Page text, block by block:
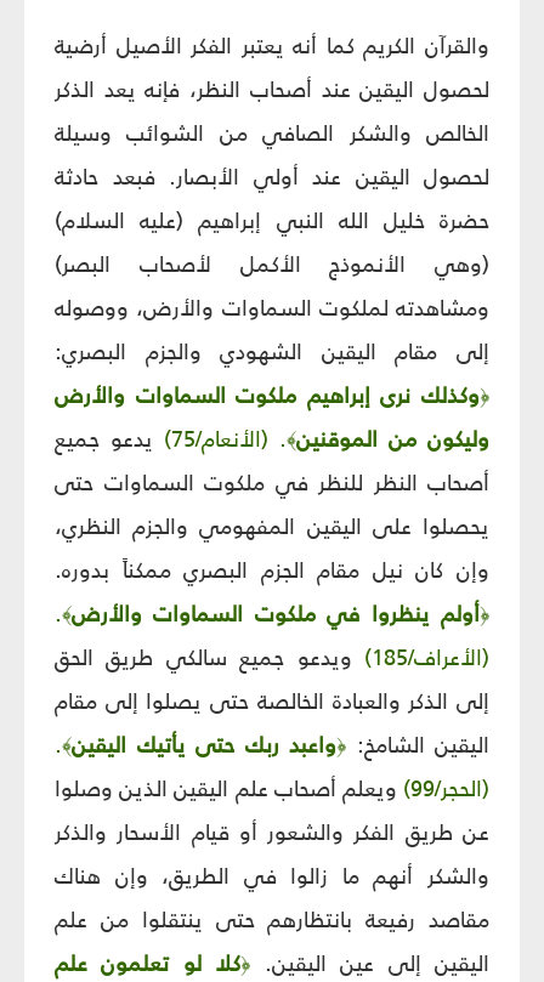
والقرآن الكريم كما أنه يعتبر الفكر الأصيل أرضية
لحصول اليقين عند أصحاب النظر، فإنه يعد الذكر
الخالص والشكر الصافي من الشوائب وسيلة
لحصول اليقين عند أولي الأبصار. فبعد حادثة
حضرة خليل الله النبي إبراهيم (عليه السلام)
(وهي الأنموذج الأكمل لأصحاب البصر)
ومشاهدته لملكوت السماوات والأرض، ووصوله
إلى مقام اليقين الشهودي والجزم البصري:
﴿وكذلك نرى إبراهيم ملكوت السماوات والأرض
وليكون من الموقنين﴾. (الأنعام/75)
يدعو جميع
أصحاب النظر للنظر في ملكوت السماوات حتى
يحصلوا على اليقين المفهومي والجزم النظري،
وإن كان نيل مقام الجزم البصري ممكناً بدوره.
﴿أولم ينظروا في ملكوت السماوات والأرض﴾.
(الأعراف/185)
ويدعو جميع سالكي طريق الحق
إلى الذكر والعبادة الخالصة حتى يصلوا إلى مقام
اليقين الشامخ: ﴿واعبد ربك حتى يأتيك اليقين﴾.
(الحجر/99)
ويعلم أصحاب علم اليقين الذين وصلوا
عن طريق الفكر والشعور أو قيام الأسحار والذكر
والشكر أنهم ما زالوا في الطريق، وإن هناك
مقاصد رفيعة بانتظارهم حتى ينتقلوا من علم
اليقين إلى عين اليقين.
﴿كلا لو تعلمون علم